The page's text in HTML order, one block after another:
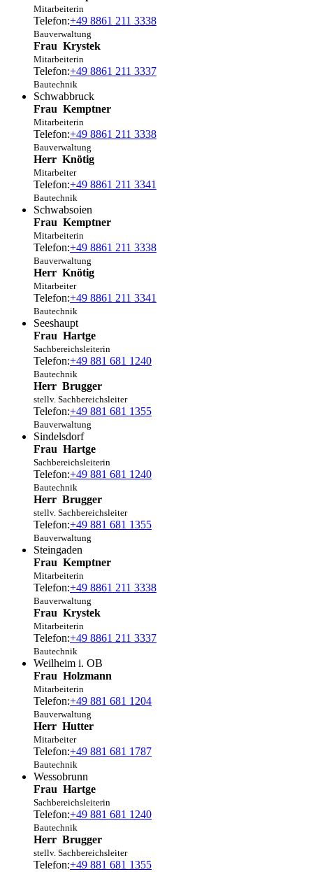
Mitarbeiterin
Telefon:+49 8861 211 3338
Bauverwaltung
Frau Krystek
Mitarbeiterin
Telefon:+49 8861 211 3337
Bautechnik
Schwabbruck
Frau Kemptner
Mitarbeiterin
Telefon:+49 8861 211 3338
Bauverwaltung
Herr Knötig
Mitarbeiter
Telefon:+49 8861 211 3341
Bautechnik
Schwabsoien
Frau Kemptner
Mitarbeiterin
Telefon:+49 8861 211 3338
Bauverwaltung
Herr Knötig
Mitarbeiter
Telefon:+49 8861 211 3341
Bautechnik
Seeshaupt
Frau Hartge
Sachbereichsleiterin
Telefon:+49 881 681 1240
Bautechnik
Herr Brugger
stellv. Sachbereichsleiter
Telefon:+49 881 681 1355
Bauverwaltung
Sindelsdorf
Frau Hartge
Sachbereichsleiterin
Telefon:+49 881 681 1240
Bautechnik
Herr Brugger
stellv. Sachbereichsleiter
Telefon:+49 881 681 1355
Bauverwaltung
Steingaden
Frau Kemptner
Mitarbeiterin
Telefon:+49 8861 211 3338
Bauverwaltung
Frau Krystek
Mitarbeiterin
Telefon:+49 8861 211 3337
Bautechnik
Weilheim i. OB
Frau Holzmann
Mitarbeiterin
Telefon:+49 881 681 1204
Bauverwaltung
Herr Hutter
Mitarbeiter
Telefon:+49 881 681 1787
Bautechnik
Wessobrunn
Frau Hartge
Sachbereichsleiterin
Telefon:+49 881 681 1240
Bautechnik
Herr Brugger
stellv. Sachbereichsleiter
Telefon:+49 881 681 1355